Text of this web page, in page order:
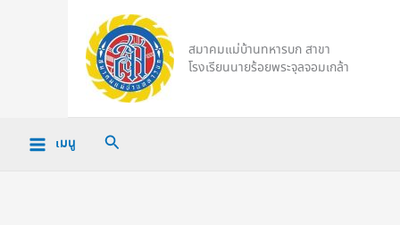
สมาคมแม่บ้านทหารบก สาขา
โรงเรียนนายร้อยพระจุลจอมเกล้า
เมนู Search